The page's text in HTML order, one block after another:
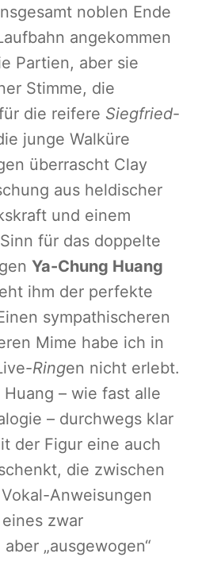
noblen Ende
angekommen
Partien, aber sie
Stimme, die
die reifere Siegfried-
junge Walküre
überrascht Clay
aus heldischer
und einem
für das doppelte
Ya-Chung Huang
ihm der perfekte
sympathischeren
Mime habe ich in
Ringen nicht erlebt.
– wie fast alle
– durchwegs klar
der Figur eine auch
die zwischen
Anweisungen
zwar
„ausgewogen“